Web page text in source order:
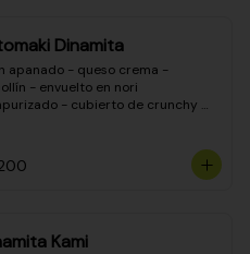
Dinamita
apanado - queso crema -
- envuelto en nori
- cubierto de crunchy
Kami